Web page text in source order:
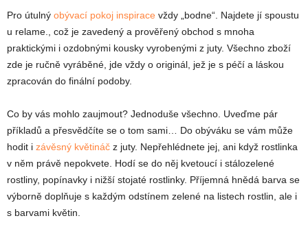
Pro útulný obývací pokoj inspirace vždy „bodne“. Najdete jí spoustu
u relame., což je zavedený a prověřený obchod s mnoha
praktickými i ozdobnými kousky vyrobenými z juty. Všechno zboží
zde je ručně vyráběné, jde vždy o originál, jež je s péčí a láskou
zpracován do finální podoby.
Co by vás mohlo zaujmout? Jednoduše všechno. Uveďme pár
příkladů a přesvědčíte se o tom sami… Do obýváku se vám může
hodit i závěsný květináč z juty. Nepřehlédnete jej, ani když rostlinka
v něm právě nepokvete. Hodí se do něj kvetoucí i stálozelené
rostliny, popínavky i nižší stojaté rostlinky. Příjemná hnědá barva se
výborně doplňuje s každým odstínem zelené na listech rostlin, ale i
s barvami květin.